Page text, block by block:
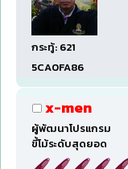
กระทู้: 621
5CA0FA86
x-men
ผู้พัฒนาโปรแกรม
ขี้โม้ระดับสุดยอด